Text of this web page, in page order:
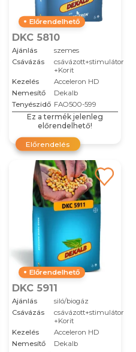
Előrendelhető
DKC 5810
Ajánlás
szemes
Csávázás
csávázott+stimulátor
+Korit
Kezelés
Acceleron HD
Nemesítő
Dekalb
Tenyészidő FAO500-599
Ez a termék jelenleg
előrendelhető!
Előrendelés
Előrendelhető
DKC 5911
Ajánlás
siló/biogáz
Csávázás
csávázott+stimulátor
+Korit
Kezelés
Acceleron HD
Nemesítő
Dekalb